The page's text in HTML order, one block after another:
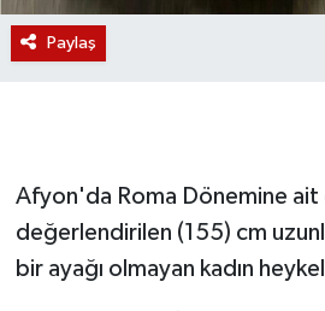
Paylaş
Afyon'da Roma Dönemine ait
değerlendirilen (155) cm
bir ayağı olmayan kadın